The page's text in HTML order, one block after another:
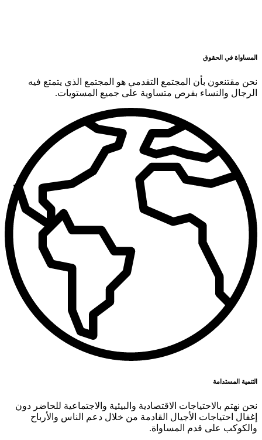
المساواة في الحقوق
نحن مقتنعون بأن المجتمع التقدمي هو المجتمع الذي يتمتع فيه
الرجال والنساء بفرص متساوية على جميع المستويات.
التنمية المستدامة
نحن نهتم بالاحتياجات الاقتصادية والبيئية والاجتماعية للحاضر دون
إغفال احتياجات الأجيال القادمة من خلال دعم الناس والأرباح
والكوكب على قدم المساواة.